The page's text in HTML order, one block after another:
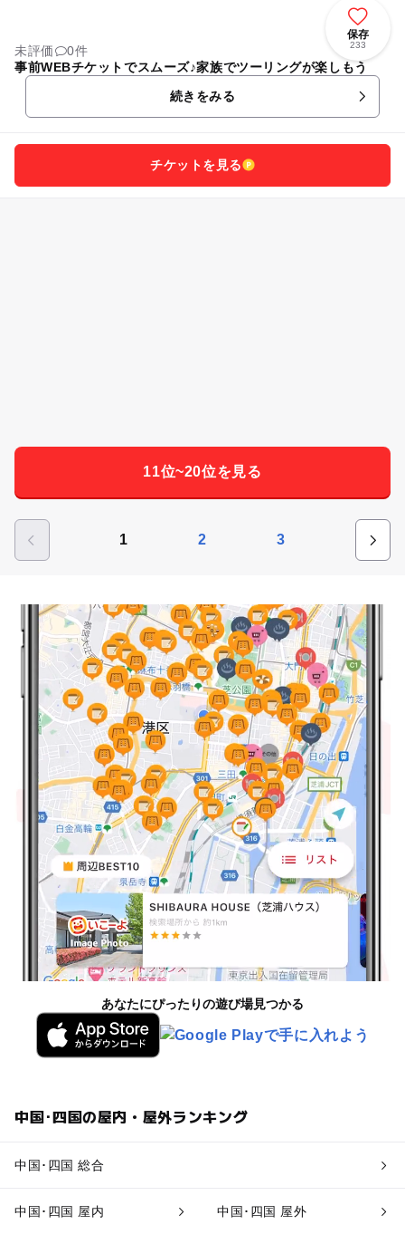
保存
233
未評価
0件
事前WEBチケットでスムーズ♪家族でツーリングが楽しもう
続きをみる
チケットを見る
11位~20位を見る
1 2 3
あなたにぴったりの遊び場見つかる
中国･四国の屋内・屋外ランキング
中国･四国 総合
中国･四国 屋内 中国･四国 屋外